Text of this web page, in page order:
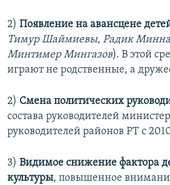
2) Появление на авансцене
Тимур Шаймиевы, Радик
Минтимер Мингазов). В этой
играют не родственные, а
2) Смена политических
состава руководителей
руководителей районов РТ с
3) Видимое снижение фактора
культуры, повышенное